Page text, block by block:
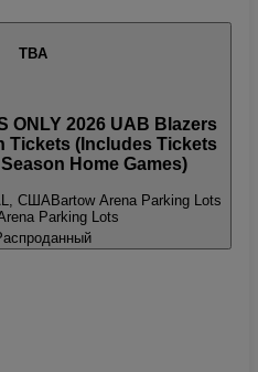
TBA
ONLY 2026 UAB Blazers
Tickets (Includes Tickets
Home Games)
США Bartow Arena Parking Lots
Parking Lots